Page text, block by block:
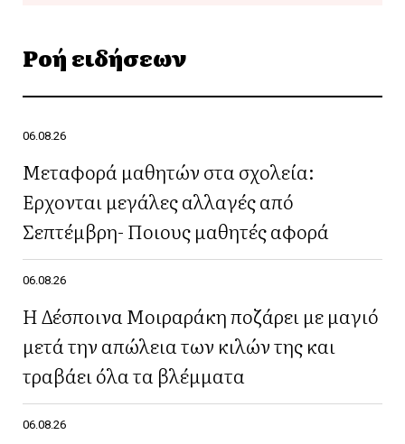
Ροή ειδήσεων
06.08.26
Μεταφορά μαθητών στα σχολεία:
Έρχονται μεγάλες αλλαγές από
Σεπτέμβρη- Ποιους μαθητές αφορά
06.08.26
Η Δέσποινα Μοιραράκη ποζάρει με μαγιό
μετά την απώλεια των κιλών της και
τραβάει όλα τα βλέμματα
06.08.26